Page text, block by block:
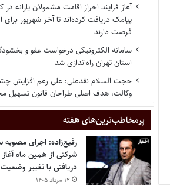
آغاز فرایند احراز اقامت مشمولان یارانه
پیامک دریافت کرده‌اند تا آخر شهریور
فرصت دارند
سامانه الکترونیکی درخواست عفو و
استان تهران راه‌اندازی شد
حجت السلام نقدعلی: علی رغم افزایش
وکالت، هدف اصلی طراحان قانون
پر‌مخاطب‌ترین‌های هفته
رفیع‌زاده: اجرای
شرکتی از همین ماه
دریافتی با تغییر
۱۲ مرداد ۱۴۰۵